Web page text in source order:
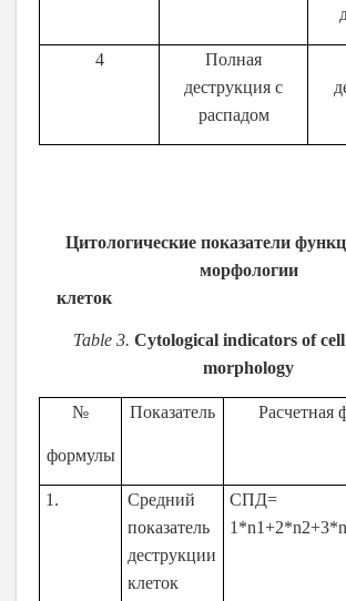
4
Полная
деструкция с
распадом
Цитологические показатели
морфологии
Table 3. Cytological indicators of
morphology
№
формулы
Показатель Расчетная
1.
Средний
показатель
деструкции
клеток
СПД=